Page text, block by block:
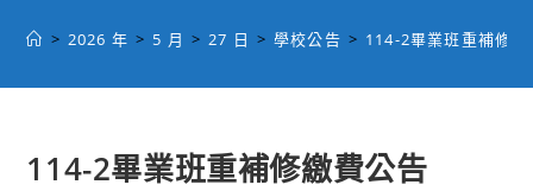
> 2026 年 > 5 月 > 27 日 > 學校公告 > 114-2畢業班重補修繳
114-2畢業班重補修繳費公告